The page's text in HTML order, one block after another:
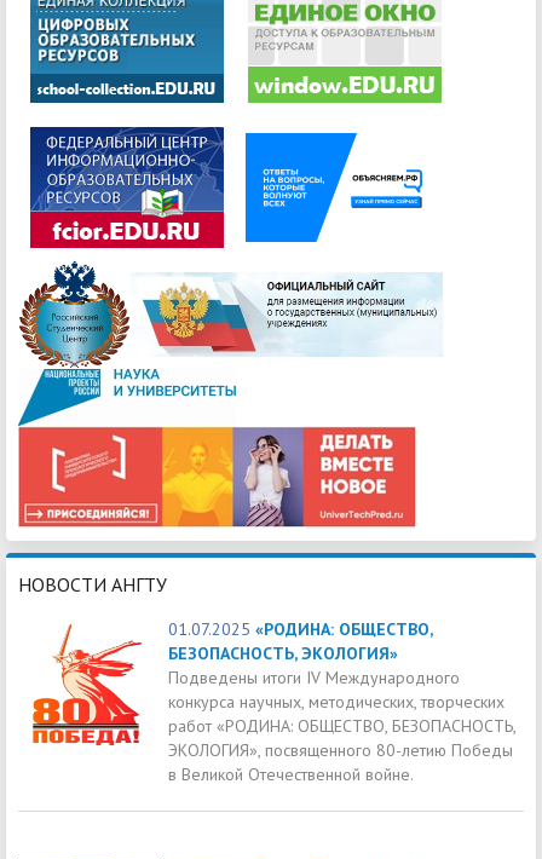
НОВОСТИ АНГТУ
01.07.2025 «РОДИНА: ОБЩЕСТВО,
БЕЗОПАСНОСТЬ, ЭКОЛОГИЯ»
Подведены итоги IV Международного
конкурса научных, методических, творческих
работ «РОДИНА: ОБЩЕСТВО, БЕЗОПАСНОСТЬ,
ЭКОЛОГИЯ», посвященного 80-летию Победы
в Великой Отечественной войне.